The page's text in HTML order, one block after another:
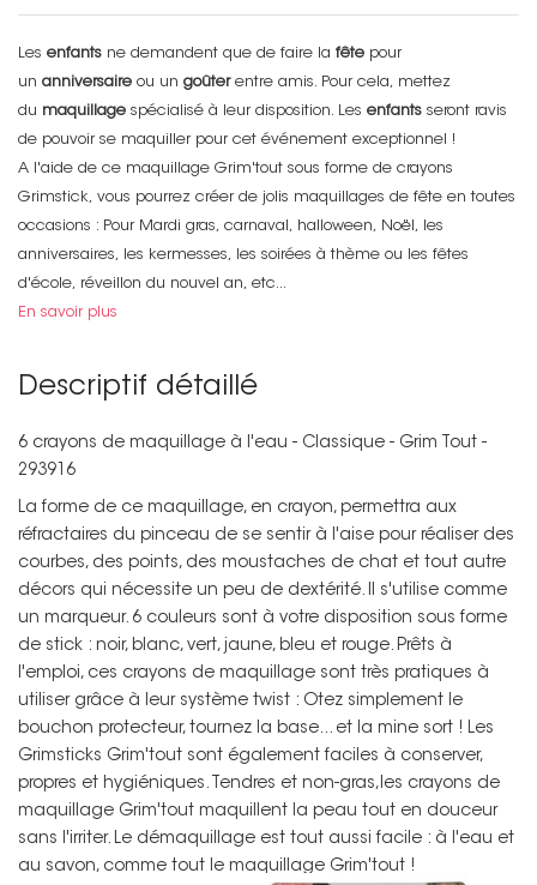
Les enfants ne demandent que de faire la fête pour
un anniversaire ou un goûterentre amis. Pour cela, mettez
du
maquillage spécialisé à leur disposition. Les enfants seront ravis
de pouvoir se maquiller pour cet événement exceptionnel !
A l'aide de ce maquillage Grim'tout sous forme de crayons
Grimstick, vous pourrez créer de jolis maquillages de fête en toutes
occasions : Pour Mardi gras, carnaval, halloween, Noël, les
anniversaires, les kermesses, les soirées à thème ou les fêtes
d'école, réveillon du nouvel an, etc...
En savoir plus
Descriptif détaillé
6 crayons de maquillage à l'eau - Classique - Grim Tout -
293916
La forme de ce maquillage, en crayon, permettra aux
réfractaires du pinceau de se sentir à l'aise pour réaliser des
courbes, des points, des moustaches de chat et tout autre
décors qui nécessite un peu de dextérité. Il s'utilise comme
un marqueur. 6 couleurs sont à votre disposition sous forme
de stick : noir, blanc, vert, jaune, bleu et rouge. Prêts à
l'emploi, ces crayons de maquillage sont très pratiques à
utiliser grâce à leur système twist : Otez simplement le
bouchon protecteur, tournez la base... et la mine sort ! Les
Grimsticks Grim'tout sont également faciles à conserver,
propres et hygiéniques. Tendres et non-gras,les crayons de
maquillage Grim'tout maquillent la peau tout en douceur
sans l'irriter. Le démaquillage est tout aussi facile : à l'eau et
au savon, comme tout le maquillage Grim'tout !